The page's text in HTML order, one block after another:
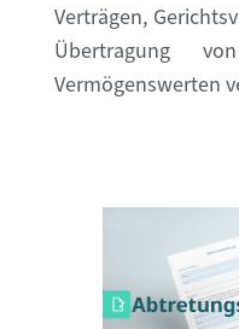
Verträgen,
Übertragung
Vermögenswerten